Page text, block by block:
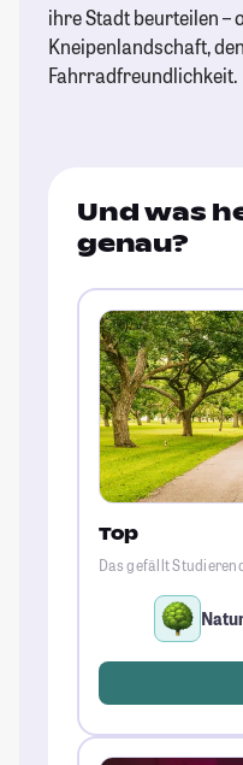
ihre Stadt beurteilen –
Kneipenlandschaft,
Fahrradfreundlichkeit.
Und was
genau?
Top
Das gefällt